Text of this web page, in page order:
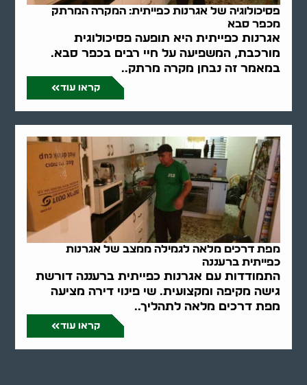
פסיכולוגיה של אגרנות כפייתית: המקרה המרתק
מכפר סבא
אגרנות כפייתית היא תופעה פסיכולוגית
מורכבת, המשפיעה על חיי רבים בכפר סבא.
במאמר זה נבחן מקרה מרתק..
קראו עוד
מפת דרכים מלאה לגמילה ממצב של אגרנות
כפייתית ברעננה
התמודדות עם אגרנות כפייתית ברעננה דורשת
גישה מקיפה ומקצועית. שי פינוי דירה מציעה
מפת דרכים מלאה לתהליך..
קראו עוד